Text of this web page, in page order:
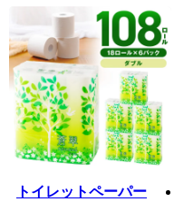
新たに開発された住宅
平野部においては、玉
泉州特産の農作物が栽
対岸のりんくうタウン
る事業所が集積し、岡
とれた新鮮な海産物が
LONG PARK（泉南ロ
創出し、レクリエーシ
市のまちづくりの拠点
トイレットペーパー